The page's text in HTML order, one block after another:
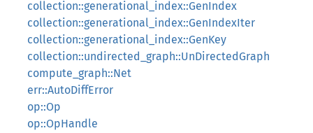
collection::generational_index::GenIndex
collection::generational_index::GenIndexIter
collection::generational_index::GenKey
collection::undirected_graph::UnDirectedGraph
compute_graph::Net
err::AutoDiffError
op::Op
op::OpHandle